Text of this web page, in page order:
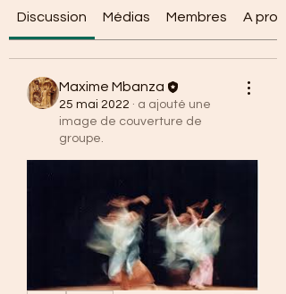
Discussion Médias Membres A
Maxime Mbanza
25 mai 2022 · a ajouté une
image de couverture de
groupe.